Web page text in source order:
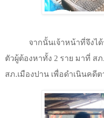
จากนั้นเจ้าหน้าที่จึงไ
ตัวผู้ต้องหาทั้ง 2 ราย มาที่ ส
สภ.เมืองปาน เพื่อดำเนินคดี